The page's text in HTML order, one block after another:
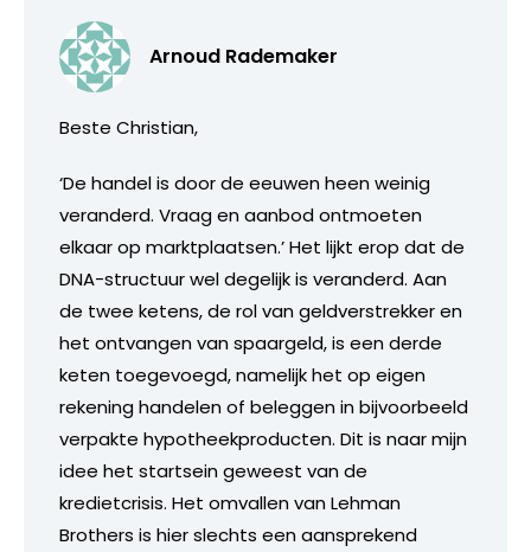
Arnoud Rademaker
Beste Christian,
‘De handel is door de eeuwen heen weinig
veranderd. Vraag en aanbod ontmoeten
elkaar op marktplaatsen.’ Het lijkt erop dat de
DNA-structuur wel degelijk is veranderd. Aan
de twee ketens, de rol van geldverstrekker en
het ontvangen van spaargeld, is een derde
keten toegevoegd, namelijk het op eigen
rekening handelen of beleggen in bijvoorbeeld
verpakte hypotheekproducten. Dit is naar mijn
idee het startsein geweest van de
kredietcrisis. Het omvallen van Lehman
Brothers is hier slechts een aansprekend